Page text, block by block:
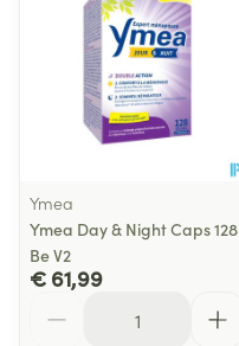
Ymea
Ymea Day & Night Caps 128
Be V2
€ 61,99